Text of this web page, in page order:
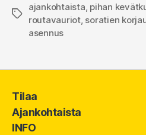
Avainsanat
ajankohtaista pihan
routavauriot, soratien
asennus
Tilaa
Ajankohtaista
INFO